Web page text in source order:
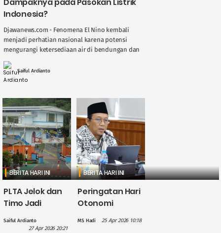
Dampaknya pada Pasokan Listrik
Indonesia?
Djawanews.com - Fenomena El Nino kembali
menjadi perhatian nasional karena potensi
mengurangi ketersediaan air di bendungan dan
sungai, berdampak langsung pada kinerja
Pembangkit Listrik Tenaga Air ( ....
Saiful Ardianto
BERITA HARI INI
PLTA Jelok dan
Timo Jadi
dalam
Saiful Ardianto
27 Apr 2026 20:21
BERITA HARI INI
Peringatan Hari
Otonomi
Hilmy: Hak
MS Hadi 25 Apr 2026 10:18